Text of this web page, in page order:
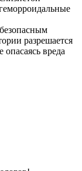
разрешается
опасаясь вреда